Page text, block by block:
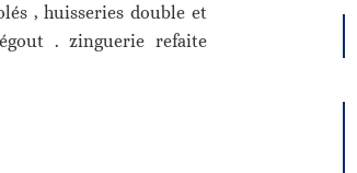
, huisseries double et
. zinguerie refaite